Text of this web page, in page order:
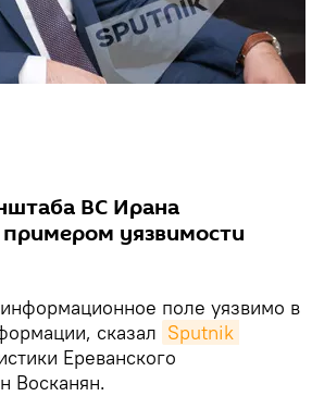
ВС Ирана
уязвимости
поле уязвимо в
сказал Sputnik
Ереванского
Восканян.